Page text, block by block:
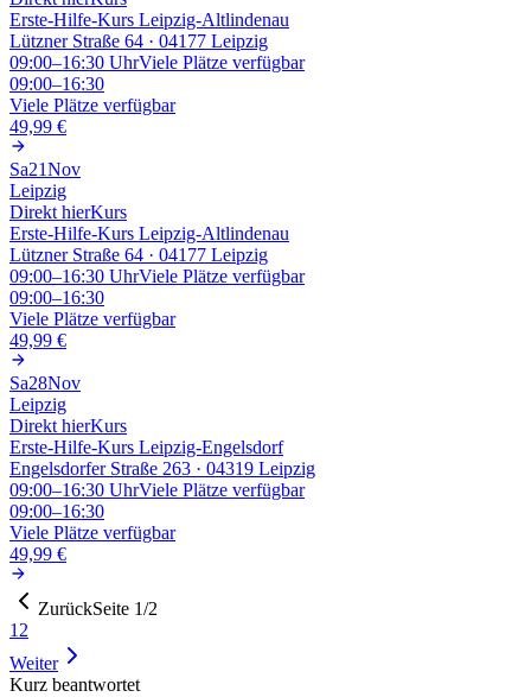
Erste-Hilfe-Kurs Leipzig-Altlindenau
Lützner Straße 64 · 04177 Leipzig
09:00–16:30 UhrViele Plätze verfügbar
09:00–16:30
Viele Plätze verfügbar
49,99 €
Sa21Nov
Leipzig
Direkt hierKurs
Erste-Hilfe-Kurs Leipzig-Altlindenau
Lützner Straße 64 · 04177 Leipzig
09:00–16:30 UhrViele Plätze verfügbar
09:00–16:30
Viele Plätze verfügbar
49,99 €
Sa28Nov
Leipzig
Direkt hierKurs
Erste-Hilfe-Kurs Leipzig-Engelsdorf
Engelsdorfer Straße 263 · 04319 Leipzig
09:00–16:30 UhrViele Plätze verfügbar
09:00–16:30
Viele Plätze verfügbar
49,99 €
ZurückSeite 1/2
12
Weiter
Kurz beantwortet